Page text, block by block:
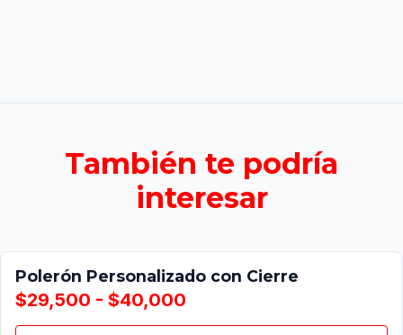
También te podría
interesar
Polerón Personalizado con Cierre
$29,500 - $40,000